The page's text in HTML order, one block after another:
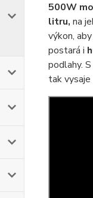
500W
litru, na
výkon,
postará i
podlahy.
tak vysaje